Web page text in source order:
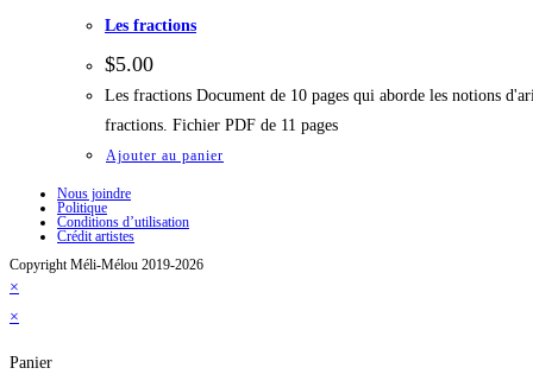
Les fractions
$5.00
Les fractions Document de 10 pages qui aborde les notions
fractions. Fichier PDF de 11 pages
Ajouter au panier
Nous joindre
Politique
Conditions d’utilisation
Crédit artistes
Copyright Méli-Mélou 2019-2026
×
×
Panier